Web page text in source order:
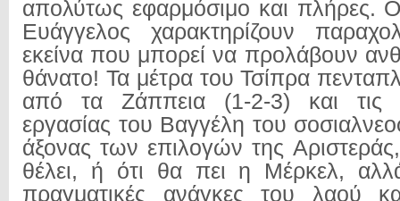
απολύτως εφαρμόσιμο και πλήρες.
Ευάγγελος χαρακτηρίζουν
εκείνα που μπορεί να προλάβουν
θάνατο! Τα μέτρα του Τσίπρα
από τα Ζάππεια (1-2-3) και τις
εργασίας του Βαγγέλη του
άξονας των επιλογών της Αριστεράς,
θέλει, ή ότι θα πει η Μέρκελ,
πραγματικές ανάγκες του λαού